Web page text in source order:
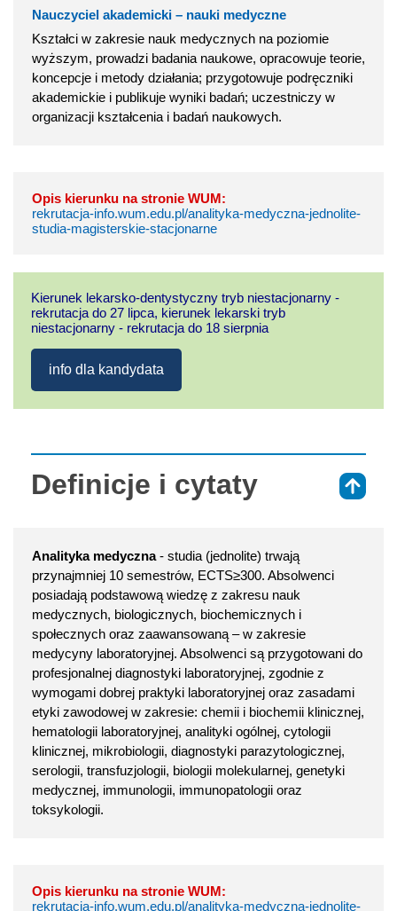
Nauczyciel akademicki – nauki medyczne
Kształci w zakresie nauk medycznych na poziomie
wyższym, prowadzi badania naukowe, opracowuje teorie,
koncepcje i metody działania; przygotowuje podręczniki
akademickie i publikuje wyniki badań; uczestniczy w
organizacji kształcenia i badań naukowych.
Opis kierunku na stronie WUM:
rekrutacja-info.wum.edu.pl/analityka-medyczna-jednolite-
studia-magisterskie-stacjonarne
Kierunek lekarsko-dentystyczny tryb niestacjonarny -
rekrutacja do 27 lipca, kierunek lekarski tryb
niestacjonarny - rekrutacja do 18 sierpnia
info dla kandydata
Definicje i cytaty
Analityka medyczna- studia (jednolite) trwają
przynajmniej 10 semestrów, ECTS≥300. Absolwenci
posiadają podstawową wiedzę z zakresu nauk
medycznych, biologicznych, biochemicznych i
społecznych oraz zaawansowaną – w zakresie
medycyny laboratoryjnej. Absolwenci są przygotowani do
profesjonalnej diagnostyki laboratoryjnej, zgodnie z
wymogami dobrej praktyki laboratoryjnej oraz zasadami
etyki zawodowej w zakresie: chemii i biochemii klinicznej,
hematologii laboratoryjnej, analityki ogólnej, cytologii
klinicznej, mikrobiologii, diagnostyki parazytologicznej,
serologii, transfuzjologii, biologii molekularnej, genetyki
medycznej, immunologii, immunopatologii oraz
toksykologii.
Opis kierunku na stronie WUM:
rekrutacja-info.wum.edu.pl/analityka-medyczna-jednolite-